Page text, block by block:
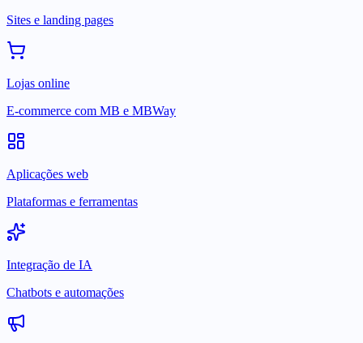
Sites e landing pages
Lojas online
E-commerce com MB e MBWay
Aplicações web
Plataformas e ferramentas
Integração de IA
Chatbots e automações